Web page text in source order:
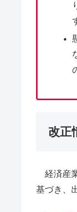
改正
経済産
基づき、